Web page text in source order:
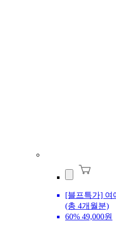
[블프특가] 여
(총 4개월분)
60% 49,000원